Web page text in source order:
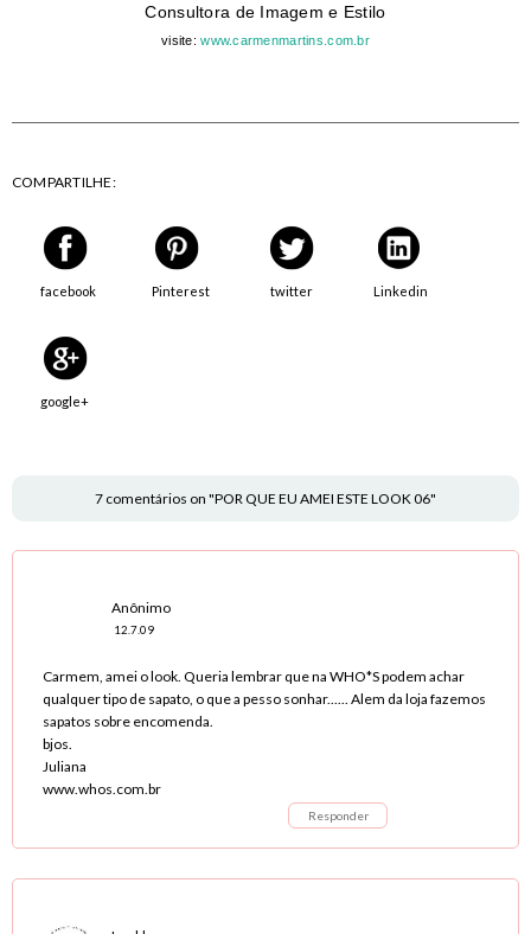
Consultora de Imagem e Estilo
visite:www.carmenmartins.com.br
COMPARTILHE:
facebook Pinterest twitter Linkedin
google+
7 comentários on "POR QUE EU AMEI ESTE LOOK 06"
Anônimo
12.7.09
Carmem, amei o look. Queria lembrar que na WHO*S podem achar
qualquer tipo de sapato, o que a pesso sonhar...... Alem da loja fazemos
sapatos sobre encomenda.
bjos.
Juliana
www.whos.com.br
Responder